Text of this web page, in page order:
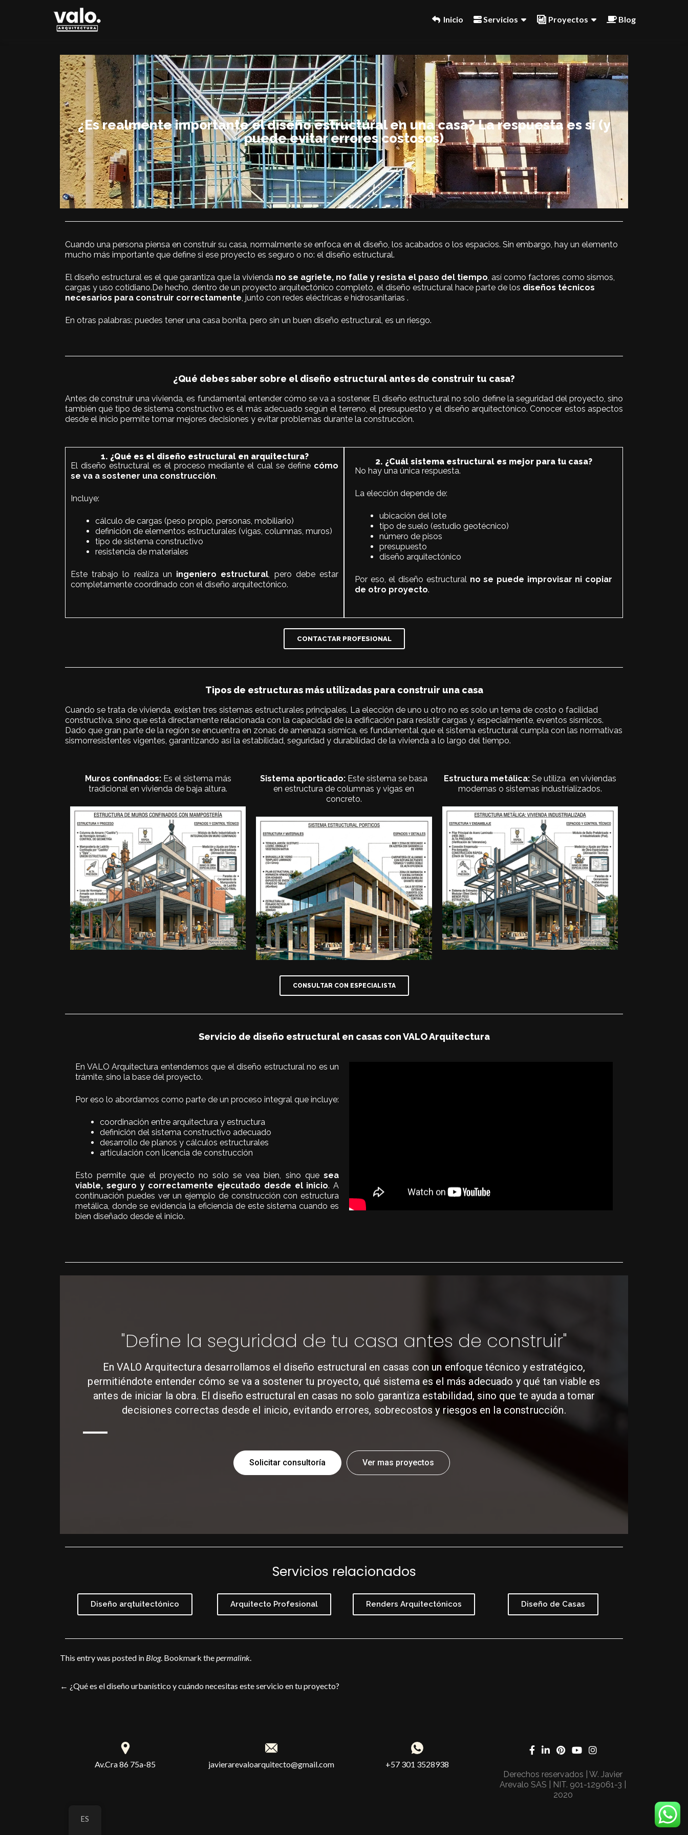
Inicio Servicios Proyectos Blog
¿Es realmente importante el diseño estructural en una casa? La respuesta es sí (y
puede evitar errores costosos)
Cuando una persona piensa en construir su casa, normalmente se enfoca en el diseño, los acabados o los espacios. Sin embargo, hay un elemento
mucho más importante que define si ese proyecto es seguro o no: el diseño estructural.
El diseño estructural es el que garantiza que la vivienda no se agriete, no falle y resista el paso del tiempo, así como factores como sismos,
cargas y uso cotidiano.De hecho, dentro de un proyecto arquitectónico completo, el diseño estructural hace parte de los diseños técnicos
necesarios para construir correctamente, junto con redes eléctricas e hidrosanitarias .
En otras palabras: puedes tener una casa bonita, pero sin un buen diseño estructural, es un riesgo.
¿Qué debes saber sobre el diseño estructural antes de construir tu casa?
Antes de construir una vivienda, es fundamental entender cómo se va a sostener. El diseño estructural no solo define la seguridad del proyecto, sino
también qué tipo de sistema constructivo es el más adecuado según el terreno, el presupuesto y el diseño arquitectónico. Conocer estos aspectos
desde el inicio permite tomar mejores decisiones y evitar problemas durante la construcción.
1. ¿Qué es el diseño estructural en arquitectura?
El diseño estructural es el proceso mediante el cual se define cómo
se va a sostener una construcción.
Incluye:
cálculo de cargas (peso propio, personas, mobiliario)
definición de elementos estructurales (vigas, columnas, muros)
tipo de sistema constructivo
resistencia de materiales
Este trabajo lo realiza un ingeniero estructural, pero debe estar
completamente coordinado con el diseño arquitectónico.
2. ¿Cuál sistema estructural es mejor para tu casa?
No hay una única respuesta.
La elección depende de:
ubicación del lote
tipo de suelo (estudio geotécnico)
número de pisos
presupuesto
diseño arquitectónico
Por eso, el diseño estructural no se puede improvisar ni copiar
de otro proyecto.
CONTACTAR PROFESIONAL
Tipos de estructuras más utilizadas para construir una casa
Cuando se trata de vivienda, existen tres sistemas estructurales principales. La elección de uno u otro no es solo un tema de costo o facilidad
constructiva, sino que está directamente relacionada con la capacidad de la edificación para resistir cargas y, especialmente, eventos sísmicos.
Dado que gran parte de la región se encuentra en zonas de amenaza sísmica, es fundamental que el sistema estructural cumpla con las normativas
sismorresistentes vigentes, garantizando así la estabilidad, seguridad y durabilidad de la vivienda a lo largo del tiempo.
Muros confinados:Es el sistema más
tradicional en vivienda de baja altura.
- Ventajas: económico fácil de construir
ideal para casas de 1 a 2 pisos -
Limitaciones: menor flexibilidad en diseño
no recomendado para grandes luces o
múltiples niveles
Sistema aporticado: Este sistema se basa
en estructura de columnas y vigas en
concreto.
-Ventajas: mayor libertad en diseño
arquitectónico permite ampliaciones
futuras mejor comportamiento estructural
-Limitaciones: mayor costo que el
sistema tradicional requiere mayor
control técnico
Estructura metálica:Se utiliza en viviendas
modernas o sistemas industrializados.
-Ventajas: construcción rápida alta
precisión menor peso estructural -
Limitaciones: costo inicial más alto
requiere mano de obra especializada
CONSULTAR CON ESPECIALISTA
Servicio de diseño estructural en casas con VALO Arquitectura
En VALO Arquitectura entendemos que el diseño estructural no es un
trámite, sino la base del proyecto.
Por eso lo abordamos como parte de un proceso integral que incluye:
coordinación entre arquitectura y estructura
definición del sistema constructivo adecuado
desarrollo de planos y cálculos estructurales
articulación con licencia de construcción
Esto permite que el proyecto no solo se vea bien, sino que sea
viable, seguro y correctamente ejecutado desde el inicio. A
continuación puedes ver un ejemplo de construcción con estructura
metálica, donde se evidencia la eficiencia de este sistema cuando es
bien diseñado desde el inicio.
"Define la seguridad de tu casa antes de construir"
En VALO Arquitectura desarrollamos el diseño estructural en casas con un enfoque técnico y estratégico,
permitiéndote entender cómo se va a sostener tu proyecto, qué sistema es el más adecuado y qué tan viable es
antes de iniciar la obra. El diseño estructural en casas no solo garantiza estabilidad, sino que te ayuda a tomar
decisiones correctas desde el inicio, evitando errores, sobrecostos y riesgos en la construcción.
Solicitar consultoría Ver mas proyectos
Servicios relacionados
Diseño arqtuitectónico Arquitecto Profesional Renders Arquitectónicos Diseño de Casas
This entry was posted in Blog. Bookmark thepermalink.
← ¿Qué es el diseño urbanístico y cuándo necesitas este servicio en tu proyecto?
Av.Cra 86 75a-85 javierarevaloarquitecto@gmail.com
+57 301 3528938
Derechos reservados | W. Javier
Arevalo SAS | NIT. 901-129061-3 |
2020
ES